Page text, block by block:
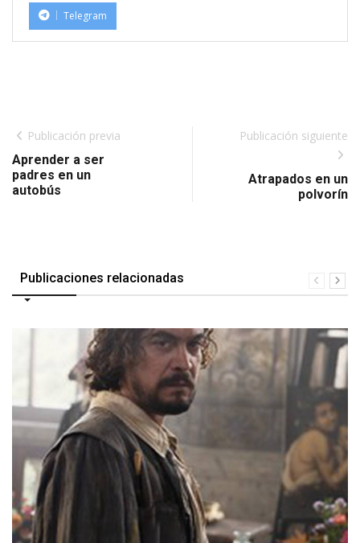
Telegram
Publicación previa
Aprender a ser
padres en un
autobús
Publicación siguiente
Atrapados en un
polvorín
Publicaciones relacionadas